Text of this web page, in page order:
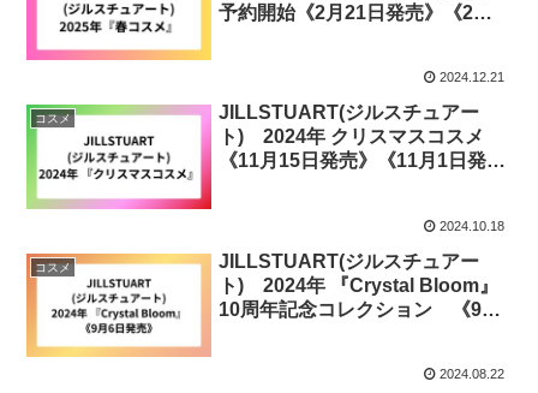
予約開始《2月21日発売》《2月
2024.12.21
コスメ
JILLSTUART(ジルスチュアー
ト) 2024年 クリスマスコスメ
《11月15日発売》《11月1日発
2024.10.18
コスメ
JILLSTUART(ジルスチュアー
ト) 2024年 『Crystal Bloom』
10周年記念コレクション 《9月
2024.08.22